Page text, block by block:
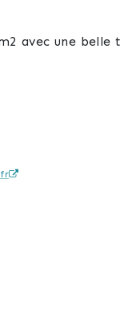
avec une belle